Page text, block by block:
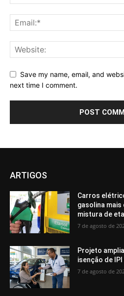
Save my name, email, and
next time I comment.
ARTIGOS
Carros
gasolina
mistura de
7 de agosto de
Projeto
isenção de
7 de agosto de